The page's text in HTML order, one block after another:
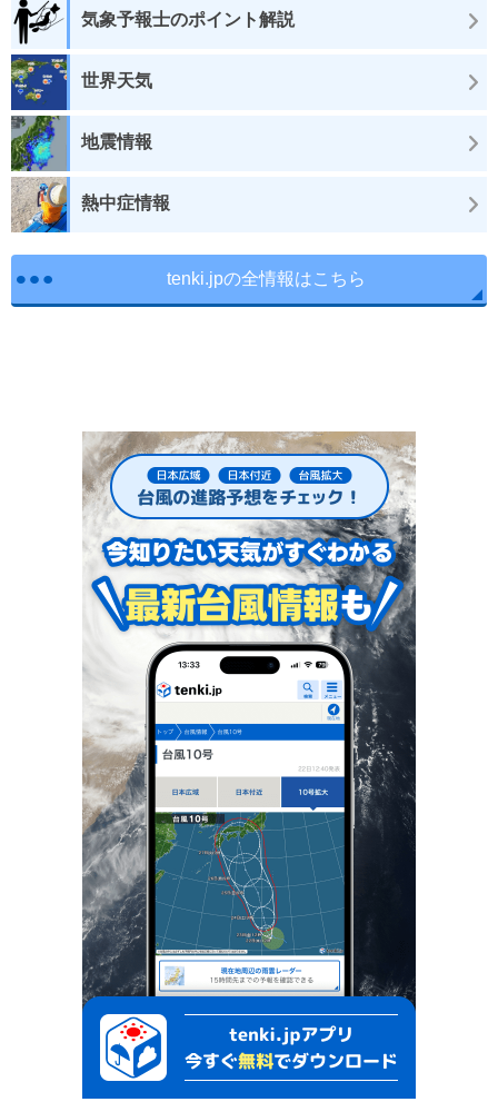
気象予報士のポイント解説
世界天気
地震情報
熱中症情報
tenki.jpの全情報はこちら